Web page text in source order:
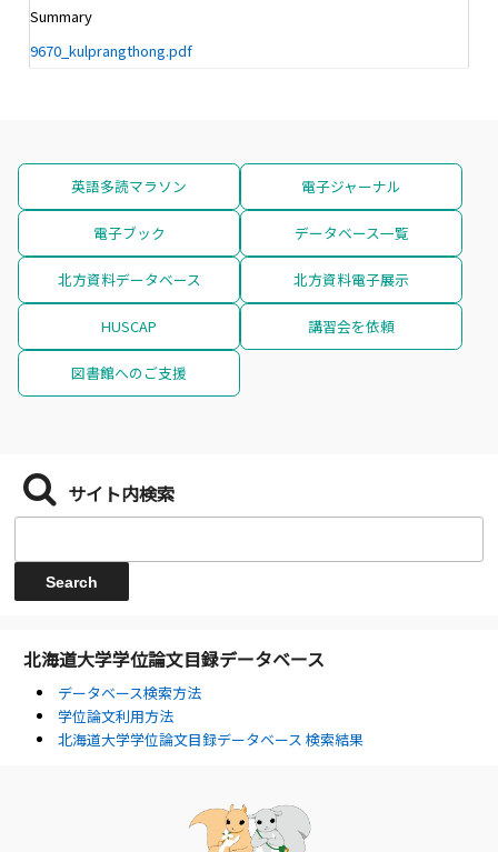
Summary
9670_kulprangthong.pdf
英語多読マラソン 電子ジャーナル
電子ブック データベース一覧
北方資料データベース 北方資料電子展示
HUSCAP 講習会を依頼
図書館へのご支援
サイト内検索
北海道大学学位論文目録データベース
データベース検索方法
学位論文利用方法
北海道大学学位論文目録データベース 検索結果